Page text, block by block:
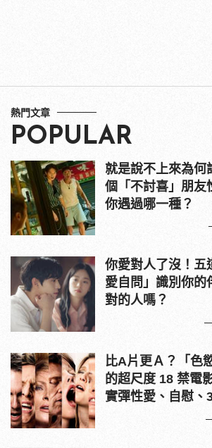
熱門文章
POPULAR
就是說不上來為何
個「不討喜」朋友
你遇過哪一種？
你愛對人了沒！五
愛自問」識別你的
對的人嗎？
比A片更Ａ？「色
的超尺度 18 禁電
實彈性愛、自慰、